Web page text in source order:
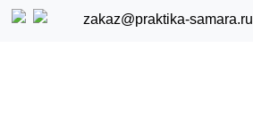
zakaz@praktika-samara.ru